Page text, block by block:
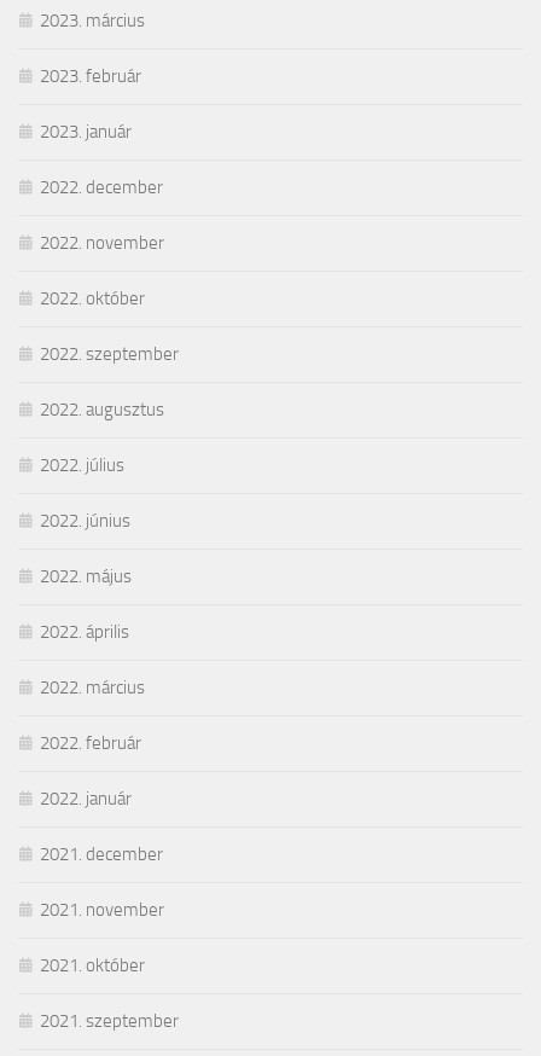
2023. március
2023. február
2023. január
2022. december
2022. november
2022. október
2022. szeptember
2022. augusztus
2022. július
2022. június
2022. május
2022. április
2022. március
2022. február
2022. január
2021. december
2021. november
2021. október
2021. szeptember